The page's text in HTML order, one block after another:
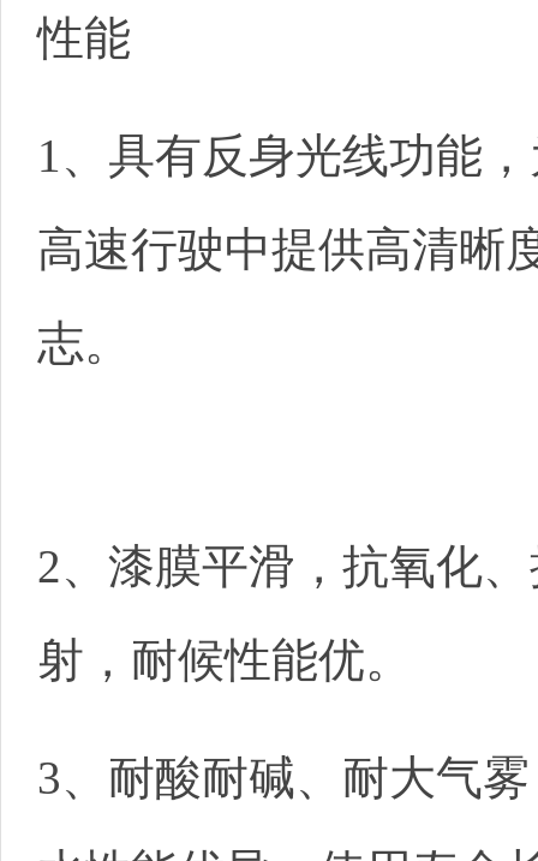
性能
1、具有反身光线功能
高速行驶中提供高清晰
志。
2、漆膜平滑，抗氧化
射，耐候性能优。
3、耐酸耐碱、耐大气